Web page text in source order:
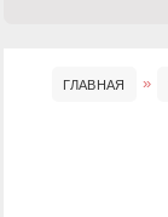
ГЛАВНАЯ